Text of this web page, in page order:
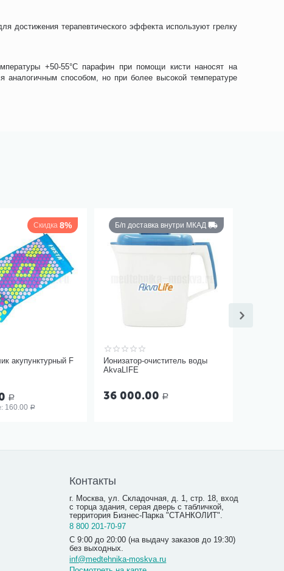
достижения терапевтического эффекта используют грелку
+50-55°C парафин при помощи кисти наносят на
способом, но при более высокой температуре
Скидка 8%
акупунктурный F
Р
160.00 Р
Б/п доставка внутри МКАД
Ионизатор-очиститель воды
AkvaLIFE
36 000.00 Р
Контакты
г. Москва, ул. Складочная, д. 1, стр. 18, вход
с торца здания, серая дверь с табличкой,
территория Бизнес-Парка "СТАНКОЛИТ".
8 800 201-70-97
С 9:00 до 20:00 (на выдачу заказов до 19:30)
без выходных.
inf@medtehnika-moskva.ru